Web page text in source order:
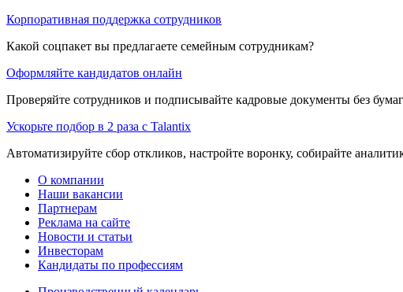
Корпоративная поддержка сотрудников
Какой соцпакет вы предлагаете семейным сотрудникам?
Оформляйте кандидатов онлайн
Проверяйте сотрудников и подписывайте кадровые документы без
Ускорьте подбор в 2 раза с Talantix
Автоматизируйте сбор откликов, настройте воронку, собирайте
О компании
Наши вакансии
Партнерам
Реклама на сайте
Новости и статьи
Инвесторам
Кандидаты по профессиям